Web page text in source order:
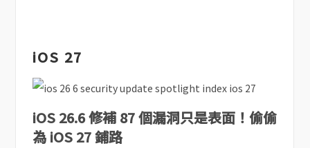
iOS 27
iOS 26.6 修補 87 個漏洞只是表面！偷偷
為 iOS 27 鋪路